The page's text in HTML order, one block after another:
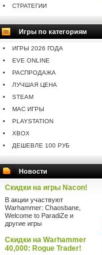
СТРАТЕГИИ
Игры по категориям
ИГРЫ 2026 ГОДА
EVE ONLINE
РАСПРОДАЖА
ЛУЧШАЯ ЦЕНА
STEAM
MAC ИГРЫ
PLAYSTATION
XBOX
ДЕШЕВЛЕ 100 РУБ
Новости
Скидки на игры Nacon!
В акции участвуют
Warhammer: Chaosbane,
Welcome to ParadiZe и
другие игры
Скидки на Warhammer
40,000: Rogue Trader!